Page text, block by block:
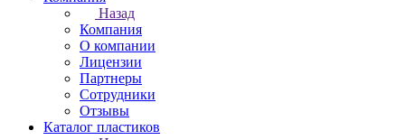
Назад
Компания
О компании
Лицензии
Партнеры
Сотрудники
Отзывы
Каталог пластиков